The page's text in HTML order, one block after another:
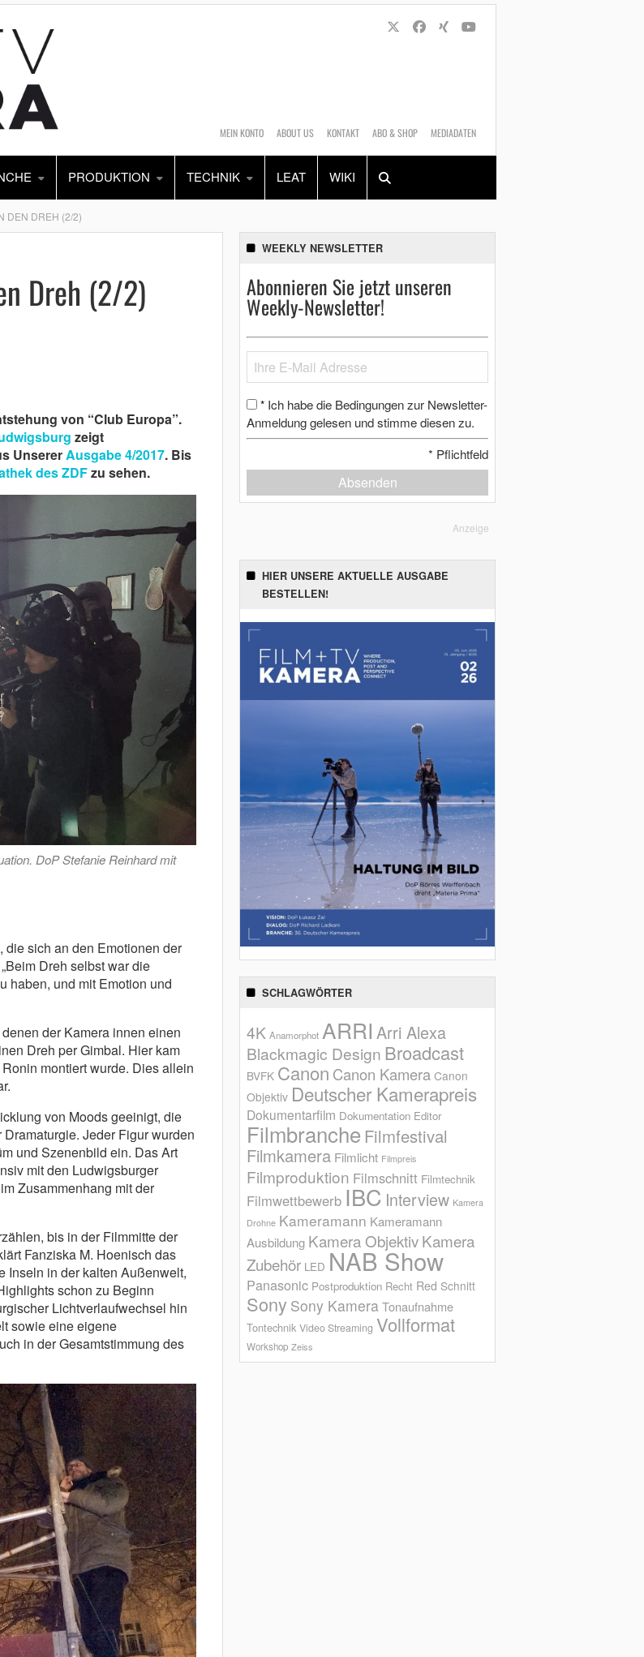
MEIN KONTO ABOUT US KONTAKT ABO & SHOP MEDIADATEN
PRODUKTION TECHNIK LEAT WIKI
Alles Shop
DEN DREH (2/2)
Dreh (2/2)
von “Club Europa”.
zeigt
UnsererAusgabe 4/2017. Bis
des ZDFzu sehen.
DoP Stefanie Reinhard mit
die sich an den Emotionen der
Dreh selbst war die
haben, und mit Emotion und
der Kamera innen einen
Dreh per Gimbal. Hier kam
montiert wurde. Dies allein
von Moods geeinigt, die
Jeder Figur wurden
und Szenenbild ein. Das Art
mit den Ludwigsburger
Zusammenhang mit der
bis in der Filmmitte der
Fanziska M. Hoenisch das
Inseln in der kalten Außenwelt,
schon zu Beginn
Lichtverlaufwechsel hin
sowie eine eigene
in der Gesamtstimmung des
WEEKLY NEWSLETTER
Abonnieren Sie jetzt unseren
Weekly-Newsletter!
* Ich habe die Bedingungen zur Newsletter-
Anmeldung gelesen und stimme diesen zu.
* Pflichtfeld
Absenden
Anzeige
HIER UNSERE AKTUELLE AUSGABE
BESTELLEN!
SCHLAGWÖRTER
4K Anamorphot ARRI Arri Alexa
Blackmagic Design Broadcast
BVFK Canon Canon Kamera Canon
Objektiv Deutscher Kamerapreis
Dokumentarfilm Dokumentation Editor
Filmbranche Filmfestival
Filmkamera Filmlicht Filmpreis
Filmproduktion Filmschnitt Filmtechnik
Filmwettbewerb IBC Interview Kamera
Drohne Kameramann Kameramann
Ausbildung Kamera ObjektivKamera
Zubehör LED NAB Show
Panasonic Postproduktion Recht Red Schnitt
Sony Sony KameraTonaufnahme
Tontechnik Video Streaming Vollformat
Workshop Zeiss